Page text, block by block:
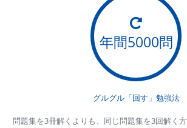
年間5000問
グルグル「回す」勉強法
問題集を3冊解くよりも、同じ問題集を3回解く